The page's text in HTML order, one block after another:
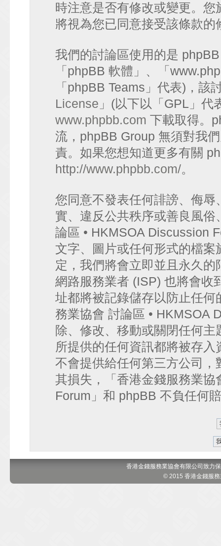
時注意是否有修改或變更。
將視為您已同意接受該條款的
我們的討論區使用的是
「phpBB 軟體」、「
「phpBB Teams」代表)，該
License 」(以下以「GPL」代
www.phpbb.com 下載取得。
流，phpBB Group 無須對我
責。如果您想知道更多有關
http://www.phpbb.com/。
您同意不發表任何誹謗、侮
實、違反公共秩序或善良風
論區 • HKMSOA Discussion
文字、圖片或任何形式的檔
定，我們將會立即並且永久
網路服務業者 (ISP) 也將會收
址都將被記錄儲存以防止任
務業協會 討論區 • HKMSOA
除、修改、移動或關閉任何
所提供的任何資訊都將被存
不會提供給任何第三方公司
其損失，「香港金錢服務業
Forum」和 phpBB 不負任何
香港金錢服務業協會有限公司致力
© 2015 香港金錢服